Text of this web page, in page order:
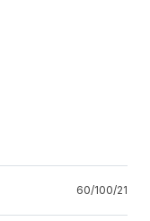
60/100/21